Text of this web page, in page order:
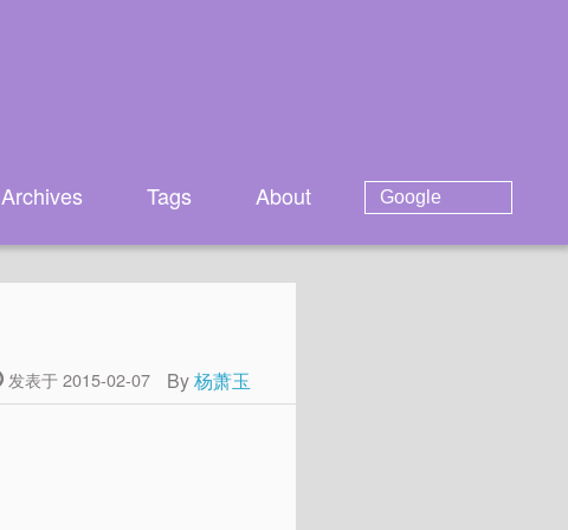
Archives Tags About
By杨萧玉
发表于 2015-02-07